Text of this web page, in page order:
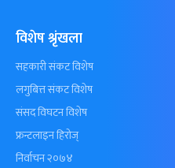
विशेष श्रृंखला
सहकारी संकट विशेष
लगुबित्त संकट विशेष
संसद विघटन विशेष
फ्रन्टलाइन हिरोज्
निर्वाचन २०७४